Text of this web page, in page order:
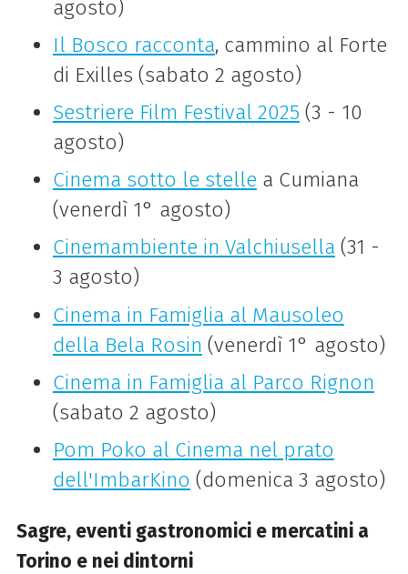
agosto)
Il Bosco racconta, cammino al Forte
di Exilles (sabato 2 agosto)
Sestriere Film Festival 2025 (3 - 10
agosto)
Cinema sotto le stelle a Cumiana
(venerdì 1° agosto)
Cinemambiente in Valchiusella (31 -
3 agosto)
Cinema in Famiglia al Mausoleo
della Bela Rosin (venerdì 1° agosto)
Cinema in Famiglia al Parco Rignon
(sabato 2 agosto)
Pom Poko al Cinema nel prato
dell'ImbarKino (domenica 3 agosto)
Sagre, eventi gastronomici e mercatini a
Torino e nei dintorni